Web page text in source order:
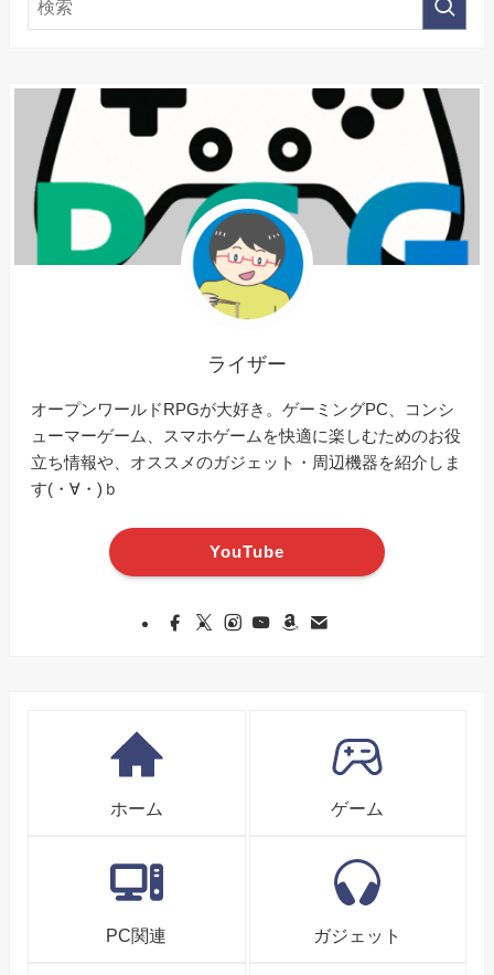
ライザー
オープンワールドRPGが大好き。ゲーミングPC、コンシ
ューマーゲーム、スマホゲームを快適に楽しむためのお役
立ち情報や、オススメのガジェット・周辺機器を紹介しま
す(・∀・)ｂ
YouTube
ホーム ゲーム
PC関連 ガジェット